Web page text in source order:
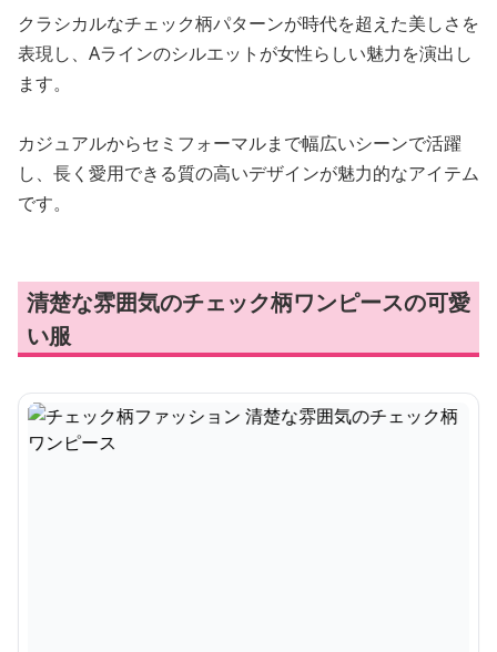
クラシカルなチェック柄パターンが時代を超えた美しさを
表現し、Aラインのシルエットが女性らしい魅力を演出し
ます。
カジュアルからセミフォーマルまで幅広いシーンで活躍
し、長く愛用できる質の高いデザインが魅力的なアイテム
です。
清楚な雰囲気のチェック柄ワンピースの可愛
い服